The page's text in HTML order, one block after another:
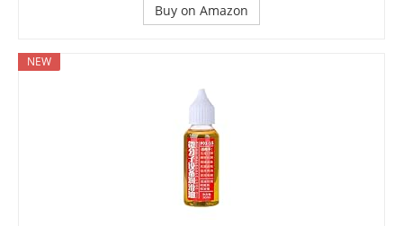
Buy on Amazon
NEW